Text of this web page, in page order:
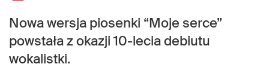
Nowa wersja piosenki “Moje serce”
powstała z okazji 10-lecia debiutu
wokalistki.